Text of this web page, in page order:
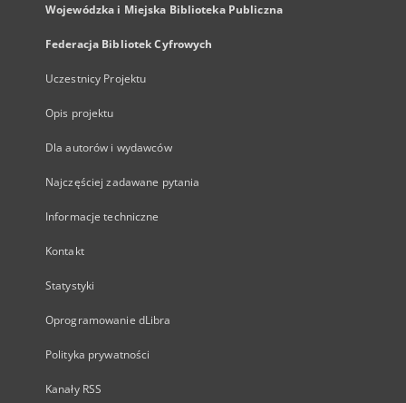
Wojewódzka i Miejska Biblioteka Publiczna
Federacja Bibliotek Cyfrowych
Uczestnicy Projektu
Opis projektu
Dla autorów i wydawców
Najczęściej zadawane pytania
Informacje techniczne
Kontakt
Statystyki
Oprogramowanie dLibra
Polityka prywatności
Kanały RSS